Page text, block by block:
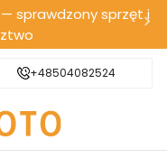
— sprawdzony sprzęt i
wysyłka
+48504082524